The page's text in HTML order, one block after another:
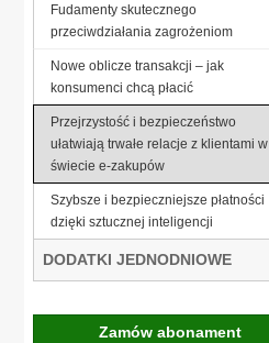
Fudamenty skutecznego
przeciwdziałania zagrożeniom
Nowe oblicze transakcji – jak
konsumenci chcą płacić
Przejrzystość i bezpieczeństwo
ułatwiają trwałe relacje z klientami w
świecie e-zakupów
Szybsze i bezpieczniejsze płatności
dzięki sztucznej inteligencji
DODATKI JEDNODNIOWE
Zamów abonament